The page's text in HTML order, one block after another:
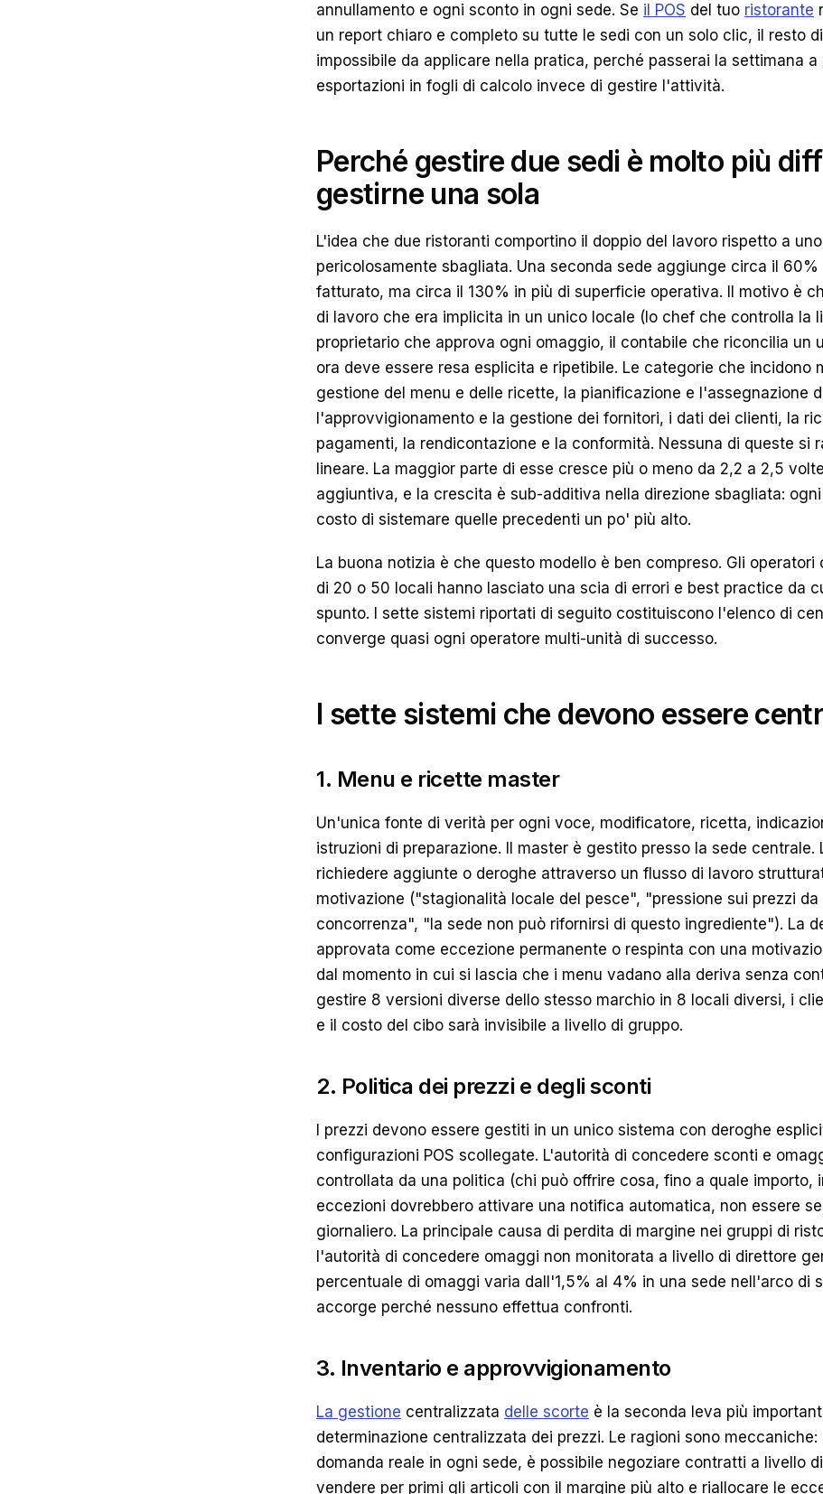
annullamento e ogni sconto in ogni sede. Se il POS del tuo ristorante
un report chiaro e completo su tutte le sedi con un solo clic, il resto
impossibile da applicare nella pratica, perché passerai la settimana
esportazioni in fogli di calcolo invece di gestire l'attività.
Perché gestire due sedi è molto più
gestirne una sola
L'idea che due ristoranti comportino il doppio del lavoro rispetto a
pericolosamente sbagliata. Una seconda sede aggiunge circa il
fatturato, ma circa il 130% in più di superficie operativa. Il motivo è
di lavoro che era implicita in un unico locale (lo chef che controlla la
proprietario che approva ogni omaggio, il contabile che riconcilia un
ora deve essere resa esplicita e ripetibile. Le categorie che incidono
gestione del menu e delle ricette, la pianificazione e l'assegnazione
l'approvvigionamento e la gestione dei fornitori, i dati dei clienti, la
pagamenti, la rendicontazione e la conformità. Nessuna di queste si
lineare. La maggior parte di esse cresce più o meno da 2,2 a 2,5
aggiuntiva, e la crescita è sub-additiva nella direzione sbagliata: ogni
costo di sistemare quelle precedenti un po' più alto.
La buona notizia è che questo modello è ben compreso. Gli
di 20 o 50 locali hanno lasciato una scia di errori e best practice da
spunto. I sette sistemi riportati di seguito costituiscono l'elenco di
converge quasi ogni operatore multi-unità di successo.
I sette sistemi che devono essere
1. Menu e ricette master
Un'unica fonte di verità per ogni voce, modificatore, ricetta,
istruzioni di preparazione. Il master è gestito presso la sede centrale.
richiedere aggiunte o deroghe attraverso un flusso di lavoro
motivazione ("stagionalità locale del pesce", "pressione sui prezzi da
concorrenza", "la sede non può rifornirsi di questo ingrediente"). La
approvata come eccezione permanente o respinta con una
dal momento in cui si lascia che i menu vadano alla deriva senza
gestire 8 versioni diverse dello stesso marchio in 8 locali diversi, i
e il costo del cibo sarà invisibile a livello di gruppo.
2. Politica dei prezzi e degli sconti
I prezzi devono essere gestiti in un unico sistema con deroghe
configurazioni POS scollegate. L'autorità di concedere sconti e
controllata da una politica (chi può offrire cosa, fino a quale importo,
eccezioni dovrebbero attivare una notifica automatica, non essere
giornaliero. La principale causa di perdita di margine nei gruppi di
l'autorità di concedere omaggi non monitorata a livello di direttore
percentuale di omaggi varia dall'1,5% al 4% in una sede nell'arco di
accorge perché nessuno effettua confronti.
3. Inventario e approvvigionamento
La gestione centralizzata delle scorte è la seconda leva più
determinazione centralizzata dei prezzi. Le ragioni sono
domanda reale in ogni sede, è possibile negoziare contratti a livello
vendere per primi gli articoli con il margine più alto e riallocare le